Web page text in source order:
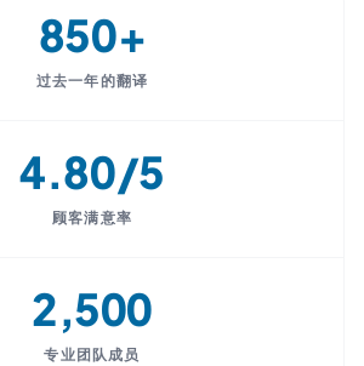
850+
过去一年的翻译
4.80/5
顾客满意率
2,500
专业团队成员